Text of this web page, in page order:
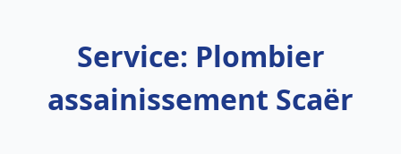
Service: Plombier
assainissement Scaër